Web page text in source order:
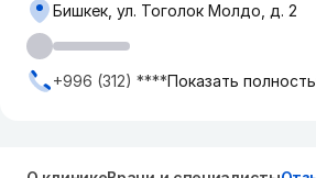
Бишкек, ул. ​Тоголок Молдо, д. 2
+996 (312) ****Показать